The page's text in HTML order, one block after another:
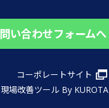
い合わせフォームへ
コーポレートサイト
現場改善ツール By KUROTA